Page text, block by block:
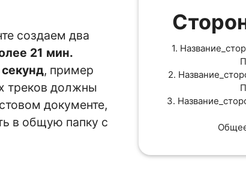
создаем два
21 мин.
, пример
треков должны
документе,
в общую папку с
1.
2.
3.